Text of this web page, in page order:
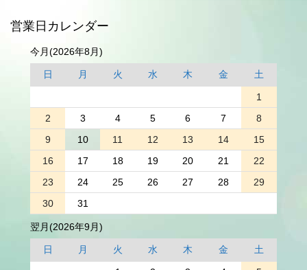
営業日カレンダー
今月(2026年8月)
日 月 火 水 木 金 土
1
2
3 4 5 6 7
8
9
10 11 12 13 14
15
16
17 18 19 20 21
22
23
24 25 26 27 28
29
30
31
翌月(2026年9月)
日 月 火 水 木 金 土